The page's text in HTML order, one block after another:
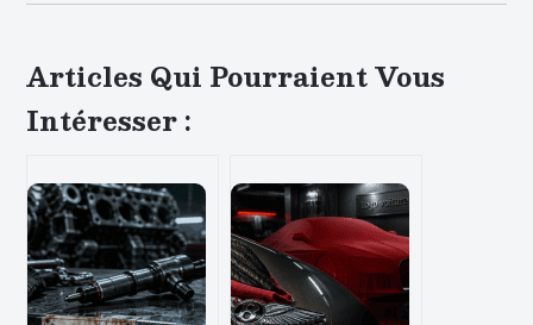
Articles Qui Pourraient Vous
Intéresser :